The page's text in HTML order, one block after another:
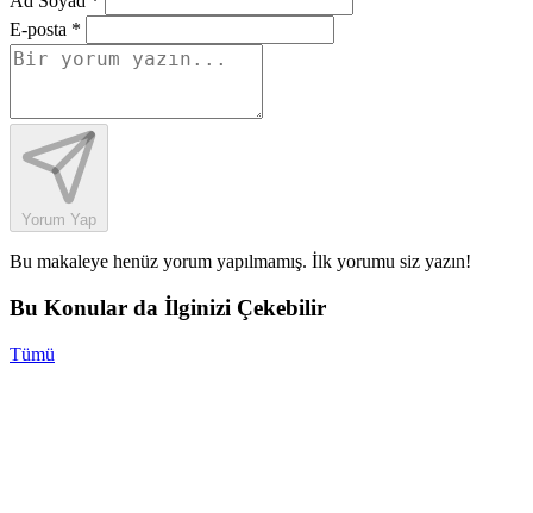
E-posta *
Yorum Yap
Bu makaleye henüz yorum yapılmamış. İlk yorumu siz yazın!
Bu Konular da İlginizi Çekebilir
Tümü